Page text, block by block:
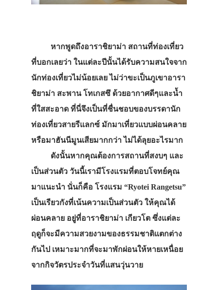
หากพูดถึงอาราชิยาม่า สถานที่ท่องเที่ยว
ที่บอกเลยว่า ในแต่ละปีนั้นได้รับความสนใจจาก
นักท่องเที่ยวไม่น้อยเลย ไม่ว่าขะเป็นภูเขาอารา
ชิยาม่า สะพาน โทเกสซึ ด้วยอากาศดีๆและน้ำ
ที่ใสสะอาด ที่นี่จึงเป็นที่ชื่นชอบของบรรดานัก
ท่องเที่ยวสายรีแลกซ์ มักมาเที่ยวแบบผ่อนคลาย
หรือมาฮันนีมูนเสียมากกว่า ไม่ได้ลุยอะไรมาก
ดังนั้นหากคุณต้องการสถานที่สงบๆ และ
เป็นส่วนตัว วันนี้เรามีโรงแรมที่ตอบโจทย์คุณ
มาแนะนำ นั่นก็คือ โรงแรม “Ryotei Rangetsu”
เป็นเรียวกังที่เน้นความเป็นส่วนตัว ให้คุณได้
ผ่อนคลาย อยู่ที่อาราชิยาม่า เกียวโต ซึ่งแต่ละ
ฤดูก็จะมีความสวยงามของธรรมชาติแตกต่าง
กันไป เหมาะมากที่จะมาพักผ่อนให้หายเหนื่อย
จากกิจวัตรประจำวันที่แสนวุ่นวาย